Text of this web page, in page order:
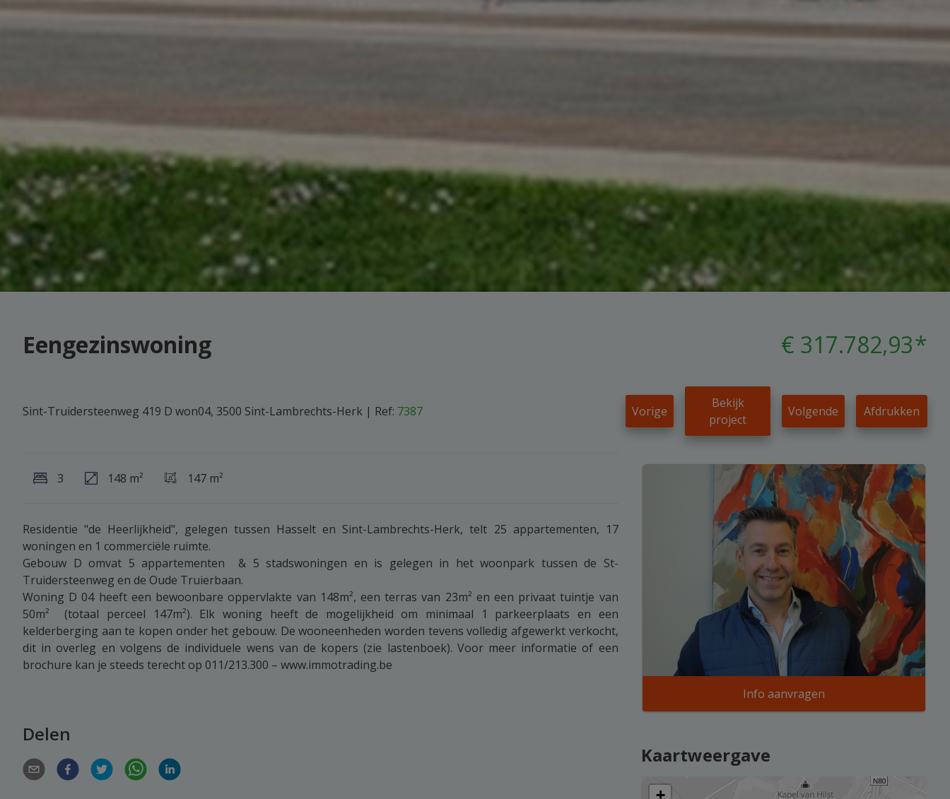
Eengezinswoning € 317.782,93*
Sint-Truidersteenweg 419 D won04, 3500 Sint-Lambrechts-Herk | Ref: 7387 Vorige
Bekijk
project
Volgende Afdrukken
3 148 m² 147 m²
Residentie "de Heerlijkheid", gelegen tussen Hasselt en Sint-Lambrechts-Herk, telt 25 appartementen, 17
woningen en 1 commerciële ruimte.
Gebouw D omvat 5 appartementen & 5 stadswoningen en is gelegen in het woonpark tussen de St-
Truidersteenweg en de Oude Truierbaan.
Woning D 04 heeft een bewoonbare oppervlakte van 148m², een terras van 23m² en een privaat tuintje van
50m² (totaal perceel 147m²). Elk woning heeft de mogelijkheid om minimaal 1 parkeerplaats en een
kelderberging aan te kopen onder het gebouw. De wooneenheden worden tevens volledig afgewerkt verkocht,
dit in overleg en volgens de individuele wens van de kopers (zie lastenboek). Voor meer informatie of een
brochure kan je steeds terecht op 011/213.300 – www.immotrading.be
Delen
Info aanvragen
Kaartweergave